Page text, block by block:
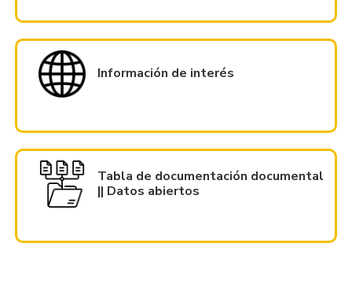
Información de interés
Tabla de documentación documental
|| Datos abiertos